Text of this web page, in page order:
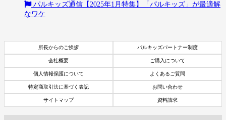
パルキッズ通信【2025年1月特集】「パルキッズ」が最適解
なワケ
所長からのご挨拶 パルキッズパートナー制度
会社概要 ご購入について
個人情報保護について よくあるご質問
特定商取引法に基づく表記 お問い合わせ
サイトマップ 資料請求